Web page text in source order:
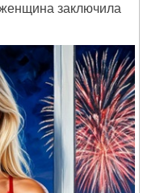
заключила